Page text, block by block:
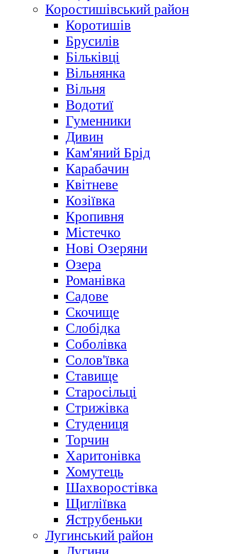
Коростишівський район
Коротишів
Брусилів
Більківці
Вільнянка
Вільня
Водотиї
Гуменники
Дивин
Кам'яний Брід
Карабачин
Квітневе
Козіївка
Кропивня
Містечко
Нові Озеряни
Озера
Романівка
Садове
Скочище
Слобідка
Соболівка
Солов'ївка
Ставище
Старосільці
Стрижівка
Студениця
Торчин
Харитонівка
Хомутець
Шахворостівка
Щигліївка
Яструбеньки
Лугинський район